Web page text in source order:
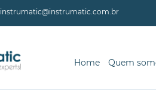
instrumatic@instrumatic.com.br
Home Quem